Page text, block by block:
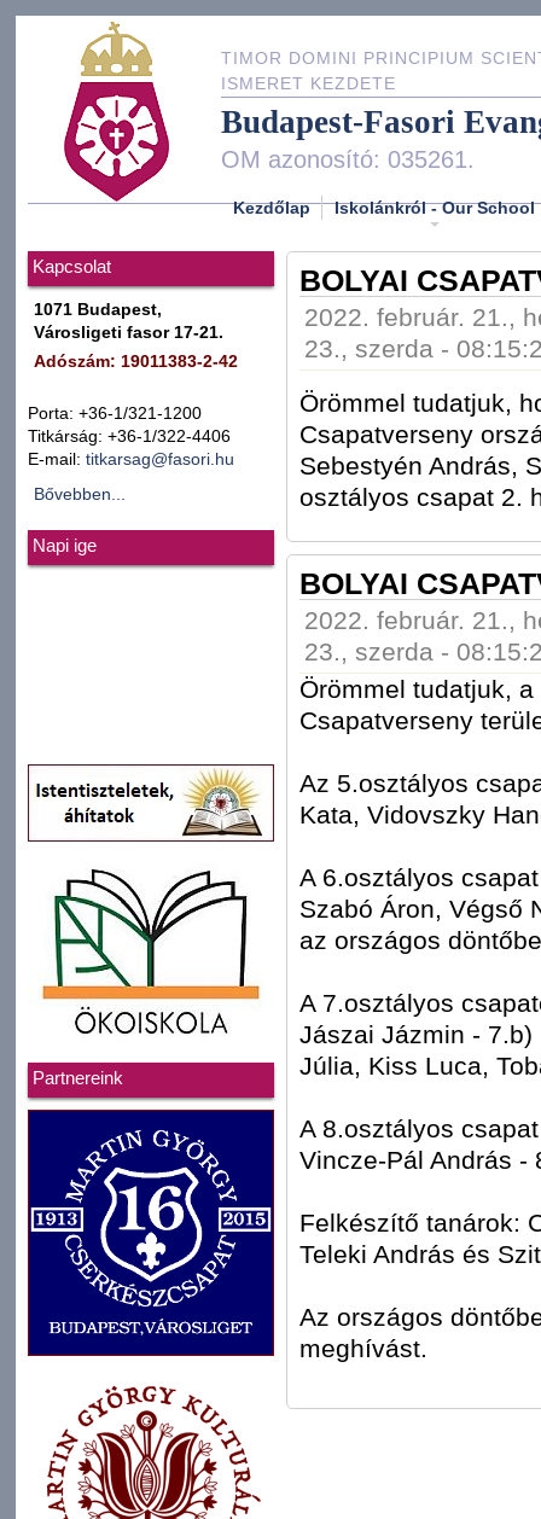
TIMOR DOMINI PRINCIPIUM
ISMERET KEZDETE
Budapest-Fasori
OM azonosító: 035261.
Kezdőlap Iskolánkról - Our School
Kapcsolat
1071 Budapest,
Városligeti fasor 17-21.
Adószám: 19011383-2-42
Porta: +36-1/321-1200
Titkárság: +36-1/322-4406
E-mail: titkarsag@fasori.hu
Bővebben...
Napi ige
Partnereink
BOLYAI
2022. február. 21.,
23., szerda -
Örömmel tudatjuk,
Csapatverseny
Sebestyén András,
osztályos csapat 2.
BOLYAI
2022. február. 21.,
23., szerda -
Örömmel tudatjuk,
Csapatverseny
Az 5.osztályos
Kata, Vidovszky
A 6.osztályos
Szabó Áron, Végső
az országos
A 7.osztályos
Jászai Jázmin -
Júlia, Kiss Luca,
A 8.osztályos
Vincze-Pál András -
Felkészítő tanárok:
Teleki András és
Az országos
meghívást.